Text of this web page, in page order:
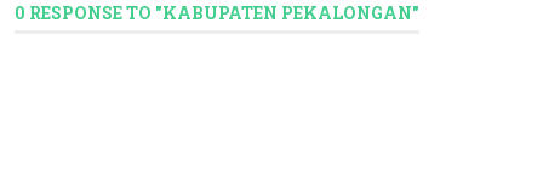
0 RESPONSE TO "KABUPATEN PEKALONGAN"